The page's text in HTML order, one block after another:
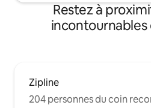
Restez à
incontournables
Zipline
204 personnes du coin